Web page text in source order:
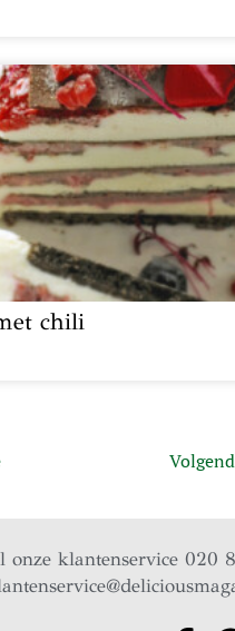
chili
onze klantenservice 020